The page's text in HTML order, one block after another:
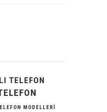
TELEFON
MODELLERI